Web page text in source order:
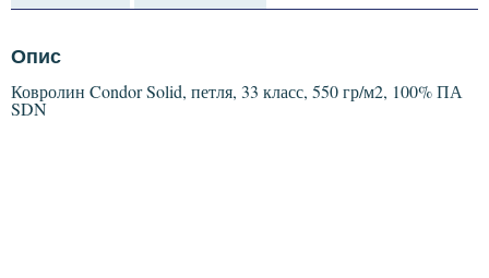
Опис
Ковролин Condor Solid, петля, 33 класс, 550 гр/м2, 100% ПА
SDN